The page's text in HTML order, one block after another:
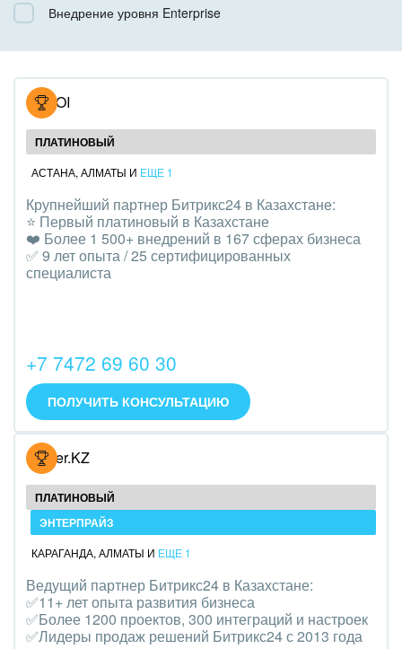
Внедрение для медицины
Внедрение для гос.организаций
Внедрение онлайн-продаж
Внедрение онлайн-офиса / Интранета
Общественно-политические организации
Охрана, безопасность
Промышленность
СМИ, издательства, справочники
Страхование
Строительство, ремонт и благоустройство
Транспорт, Авиация, автобизнес
Трудоустройство
PR, маркетинг, реклама,
АПК и пищевая промышленность
Выставки, семинары, конференции
Горнодобывающая отрасль
Досуг, туризм и отдых
Изготовление памятников и мемориальных
комплексов
Инвестиционный бизнес
Внедрение уровня Enterprise
NOVOI
ПЛАТИНОВЫЙ
АСТАНА, АЛМАТЫ И ЕЩЕ 1
Крупнейший партнер Битрикс24 в Казахстане:
⭐️ Первый платиновый в Казахстане
❤️ Более 1 500+ внедрений в 167 сферах бизнеса
✅ 9 лет опыта / 25 сертифицированных
специалиста
+7 7472 69 60 30
ПОЛУЧИТЬ КОНСУЛЬТАЦИЮ
Hoster.KZ
ПЛАТИНОВЫЙ
ЭНТЕРПРАЙЗ
КАРАГАНДА, АЛМАТЫ И ЕЩЕ 1
Ведущий партнер Битрикс24 в Казахстане:
✅11+ лет опыта развития бизнеса
✅Более 1200 проектов, 300 интеграций и настроек
✅Лидеры продаж решений Битрикс24 с 2013 года